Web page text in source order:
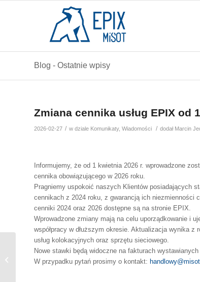
Blog - Ostatnie wpisy
Zmiana cennika usług EPIX od
2026-02-27 / w dziale Komunikaty, Wiadomości / dodał Marcin
Informujemy, że od 1 kwietnia 2026 r. wprowadzone
cennika obowiązującego w 2026 roku.
Pragniemy uspokoić naszych Klientów posiadających
cennikach z 2024 roku, z gwarancją ich niezmienności
cenniki 2024 oraz 2026 dostępne są na stronie EPIX.
Wprowadzone zmiany mają na celu uporządkowanie i
współpracy w dłuższym okresie. Aktualizacja wynika
usług kolokacyjnych oraz sprzętu sieciowego.
Nowe stawki będą widoczne na fakturach
W przypadku pytań prosimy o kontakt:
Awaria Routera OpenPeering Poznań